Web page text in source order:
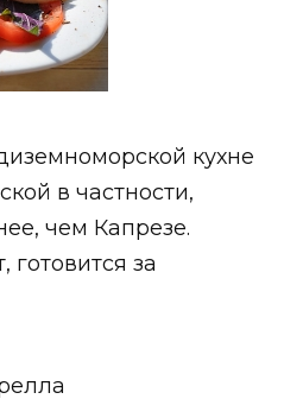
кухне
в частности,
чем Капрезе.
готовится за